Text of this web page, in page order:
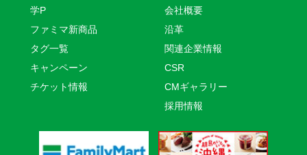
学P
ファミマ新商品
タグ一覧
キャンペーン
チケット情報
会社概要
沿革
関連企業情報
CSR
CMギャラリー
採用情報